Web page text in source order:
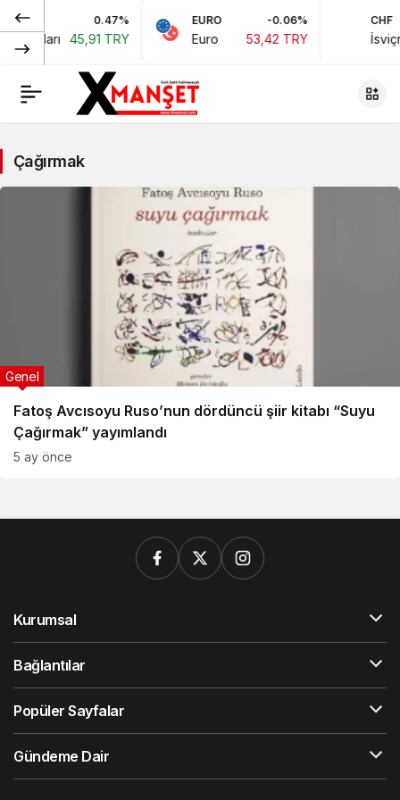
0.47%
Doları 45,91 TRY
EURO -0.06%
Euro 53,42 TRY
CHF
Çağırmak
Fatoş Avcısoyu Ruso’nun dördüncü şiir kitabı “Suyu
Çağırmak” yayımlandı
Genel
5 ay önce
Kurumsal
Bağlantılar
Popüler Sayfalar
Gündeme Dair